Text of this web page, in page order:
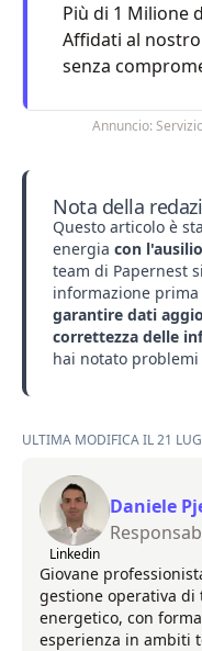
Più di 1 Milione
Affidati al
senza
Annuncio:
Nota della
Questo articolo è
energia con
team di Papernest
informazione
garantire dati
correttezza delle
hai notato
ULTIMA MODIFICA IL 21
Linkedin
Daniele
Giovane
gestione operativa di
energetico, con
esperienza in ambiti